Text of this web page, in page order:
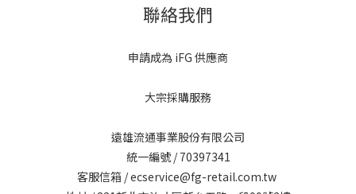
聯絡我們
申請成為 iFG 供應商
大宗採購服務
遠雄流通事業股份有限公司
統一編號 / 70397341
客服信箱 / ecservice@fg-retail.com.tw